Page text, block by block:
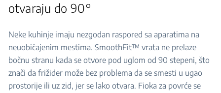
otvaraju do 90°
Neke kuhinje imaju nezgodan raspored sa aparatima na
neuobičajenim mestima. SmoothFit™ vrata ne prelaze
bočnu stranu kada se otvore pod uglom od 90 stepeni, što
znači da frižider može bez problema da se smesti u ugao
prostorije ili uz zid, jer se lako otvara. Fioka za povrće se